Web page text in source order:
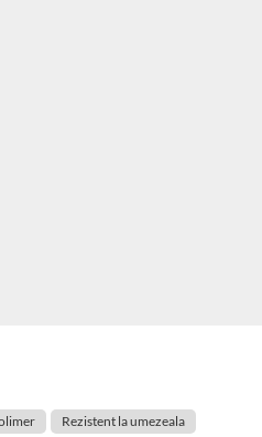
Rezistent la umezeala